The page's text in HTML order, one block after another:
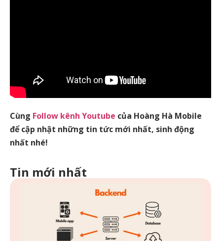
Cùng Follow kênh Youtube của Hoàng Hà Mobile
để cập nhật những tin tức mới nhất, sinh động
nhất nhé!
Tin mới nhất